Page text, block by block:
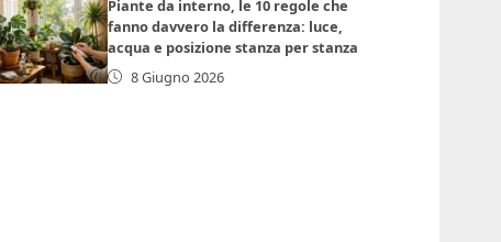
Piante da interno, le 10 regole che
fanno davvero la differenza: luce,
acqua e posizione stanza per stanza
8 Giugno 2026